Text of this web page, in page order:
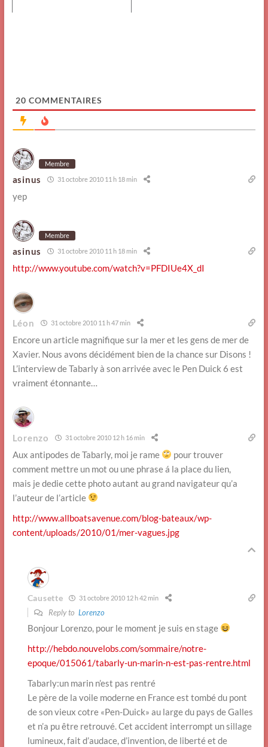
20 COMMENTAIRES
Membre
asinus 31 octobre 2010 11 h 18 min
yep
Membre
asinus 31 octobre 2010 11 h 18 min
http://www.youtube.com/watch?v=PFDIUe4X_dI
Léon 31 octobre 2010 11 h 47 min
Encore un article magnifique sur la mer et les gens de mer de
Xavier. Nous avons décidément bien de la chance sur Disons !
L’interview de Tabarly à son arrivée avec le Pen Duick 6 est
vraiment étonnante…
Lorenzo 31 octobre 2010 12 h 16 min
Aux antipodes de Tabarly, moi je rame
pour trouver
comment mettre un mot ou une phrase á la place du lien,
mais je dedie cette photo autant au grand navigateur qu’a
l’auteur de l’article
http://www.allboatsavenue.com/blog-bateaux/wp-
content/uploads/2010/01/mer-vagues.jpg
Causette 31 octobre 2010 12 h 42 min
Reply to Lorenzo
Bonjour Lorenzo, pour le moment je suis en stage
http://hebdo.nouvelobs.com/sommaire/notre-
epoque/015061/tabarly-un-marin-n-est-pas-rentre.html
Tabarly:un marin n’est pas rentré
Le père de la voile moderne en France est tombé du pont
de son vieux cotre «Pen-Duick» au large du pays de Galles
et n’a pu être retrouvé. Cet accident interrompt un sillage
lumineux, fait d’audace, d’invention, de liberté et de